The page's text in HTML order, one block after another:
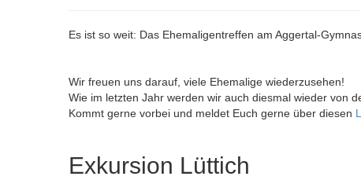
Es ist so weit: Das Ehemaligentreffen am Aggertal-
Wir freuen uns darauf, viele Ehemalige wiederzusehen!
Wie im letzten Jahr werden wir auch diesmal wieder von
Kommt gerne vorbei und meldet Euch gerne über diesen
Exkursion Lüttich